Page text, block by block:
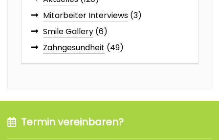
Mitarbeiter Interviews (3)
Smile Gallery (6)
Zahngesundheit (49)
Termin vereinbaren?